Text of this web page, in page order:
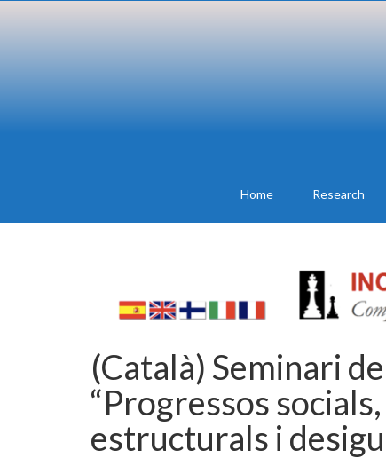
Home Research
(Català) Seminari
“Progressos
estructurals i